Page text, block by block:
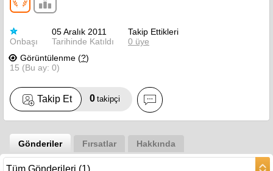
Onbaşı
05 Aralık 2011
Tarihinde Katıldı
Takip Ettikleri
0 üye
Görüntülenme (?)
15 (Bu ay: 0)
Takip Et 0 takipçi
Gönderiler Fırsatlar Hakkında